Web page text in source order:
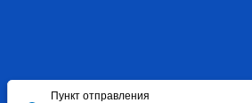
Пункт отправления